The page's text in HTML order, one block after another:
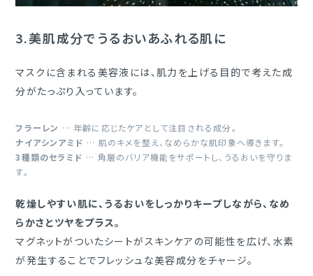
3.美肌成分でうるおいあふれる肌に
マスクに含まれる美容液には、肌力を上げる目的で考えた成
分がたっぷり入っています。
フラーレン … 年齢に応じたケアとして注目される成分。
ナイアシンアミド … 肌のキメを整え、なめらかな肌印象へ導きます。
3種類のセラミド … 角層のバリア機能をサポートし、うるおいを守りま
す。
乾燥しやすい肌に、うるおいをしっかりキープしながら、なめ
らかさとツヤをプラス。
マグネットがついたシートがスキンケアの可能性を広げ、水素
が発生することでフレッシュな美容成分をチャージ。